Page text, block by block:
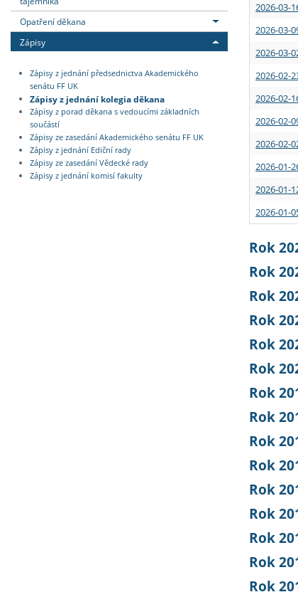
Opatření děkana
Zápisy
Zápisy z jednání předsednictva Akademického
senátu FF UK
Zápisy z jednání kolegia děkana
Zápisy z porad děkana s vedoucími základních
součástí
Zápisy ze zasedání Akademického senátu FF UK
Zápisy z jednání Ediční rady
Zápisy ze zasedání Vědecké rady
Zápisy z jednání komisí fakulty
2026-03-
2026-03-
2026-03-
2026-02-
2026-02-
2026-02-
2026-02-
2026-01-
2026-01-
2026-01-
Rok
Rok
Rok
Rok
Rok
Rok
Rok
Rok
Rok
Rok
Rok
Rok
Rok
Rok
Rok